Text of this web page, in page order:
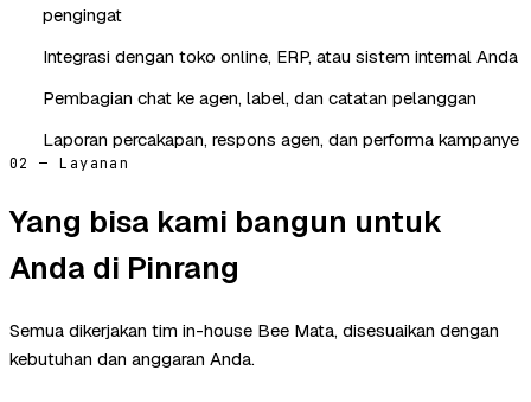
pengingat
Integrasi dengan toko online, ERP, atau sistem internal Anda
Pembagian chat ke agen, label, dan catatan pelanggan
Laporan percakapan, respons agen, dan performa kampanye
02 — Layanan
Yang bisa kami bangun untuk
Anda di Pinrang
Semua dikerjakan tim in-house Bee Mata, disesuaikan dengan
kebutuhan dan anggaran Anda.